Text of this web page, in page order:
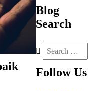
Blog
Search
Follow Us